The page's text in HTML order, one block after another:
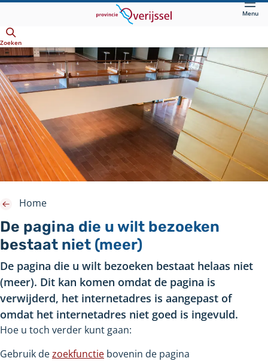
hoofdinhoud
Menu
Zoeken
De pagina die u wilt bezoeken
bestaat niet (meer)
Home
De pagina die u wilt bezoeken bestaat helaas niet
(meer). Dit kan komen omdat de pagina is
verwijderd, het internetadres is aangepast of
omdat het internetadres niet goed is ingevuld.
Hoe u toch verder kunt gaan:
Gebruik dezoekfunctie bovenin de pagina